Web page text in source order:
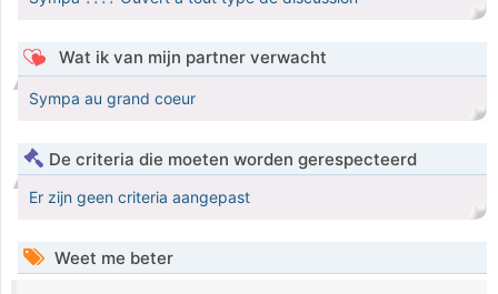
Wat ik van mijn partner verwacht
Sympa au grand coeur
De criteria die moeten worden gerespecteerd
Er zijn geen criteria aangepast
Weet me beter